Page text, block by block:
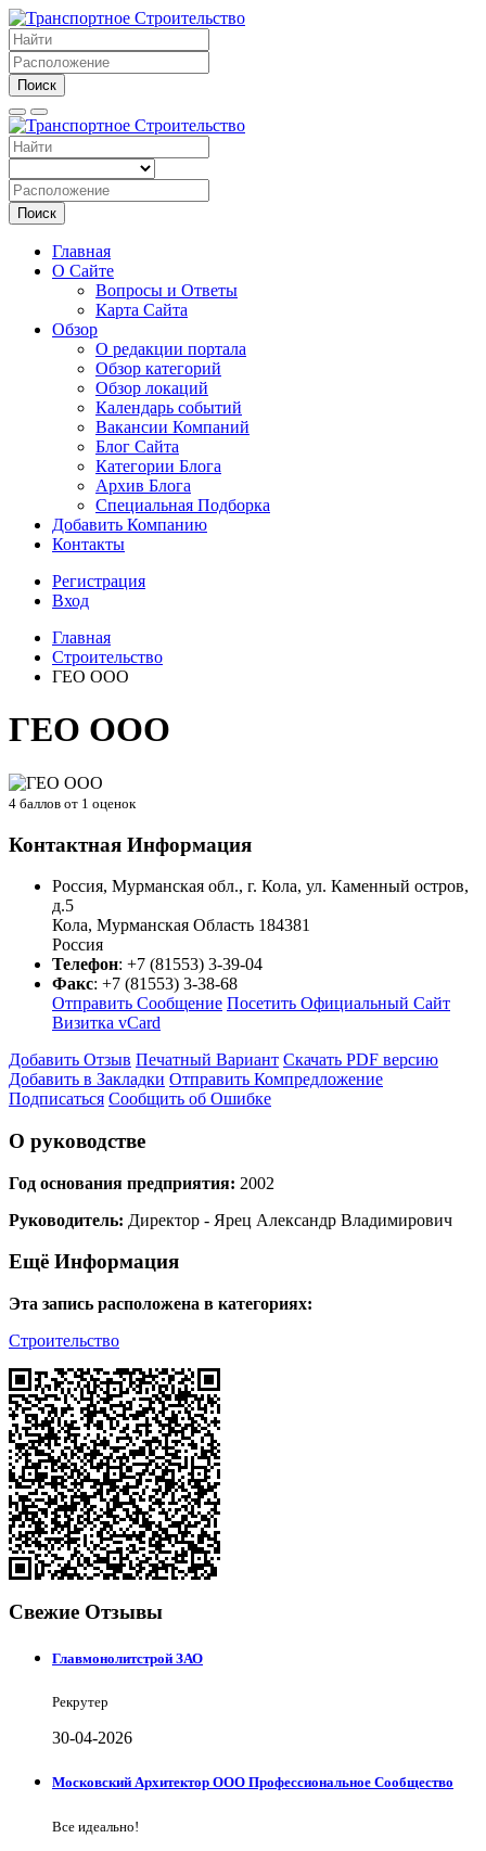
Поиск
Поиск
Главная
О Сайте
Вопросы и Ответы
Карта Сайта
Обзор
О редакции портала
Обзор категорий
Обзор локаций
Календарь событий
Вакансии Компаний
Блог Сайта
Категории Блога
Архив Блога
Специальная Подборка
Добавить Компанию
Контакты
Регистрация
Вход
Главная
Строительство
ГЕО ООО
ГЕО ООО
4 баллов от 1 оценок
Контактная Информация
Россия, Мурманская обл., г. Кола, ул. Каменный остров,
д.5
Кола, Мурманская Область 184381
Россия
Телефон: +7 (81553) 3-39-04
Факс: +7 (81553) 3-38-68
Отправить Сообщение Посетить Официальный Сайт
Визитка vCard
Добавить Отзыв Печатный Вариант Скачать PDF версию
Добавить в Закладки Отправить Компредложение
Подписаться Сообщить об Ошибке
О руководстве
Год основания предприятия: 2002
Руководитель: Директор - Ярец Александр Владимирович
Ещё Информация
Эта запись расположена в категориях:
Строительство
Свежие Отзывы
Главмонолитстрой ЗАО
Рекрутер
30-04-2026
Московский Архитектор ООО Профессиональное Сообщество
Все идеально!